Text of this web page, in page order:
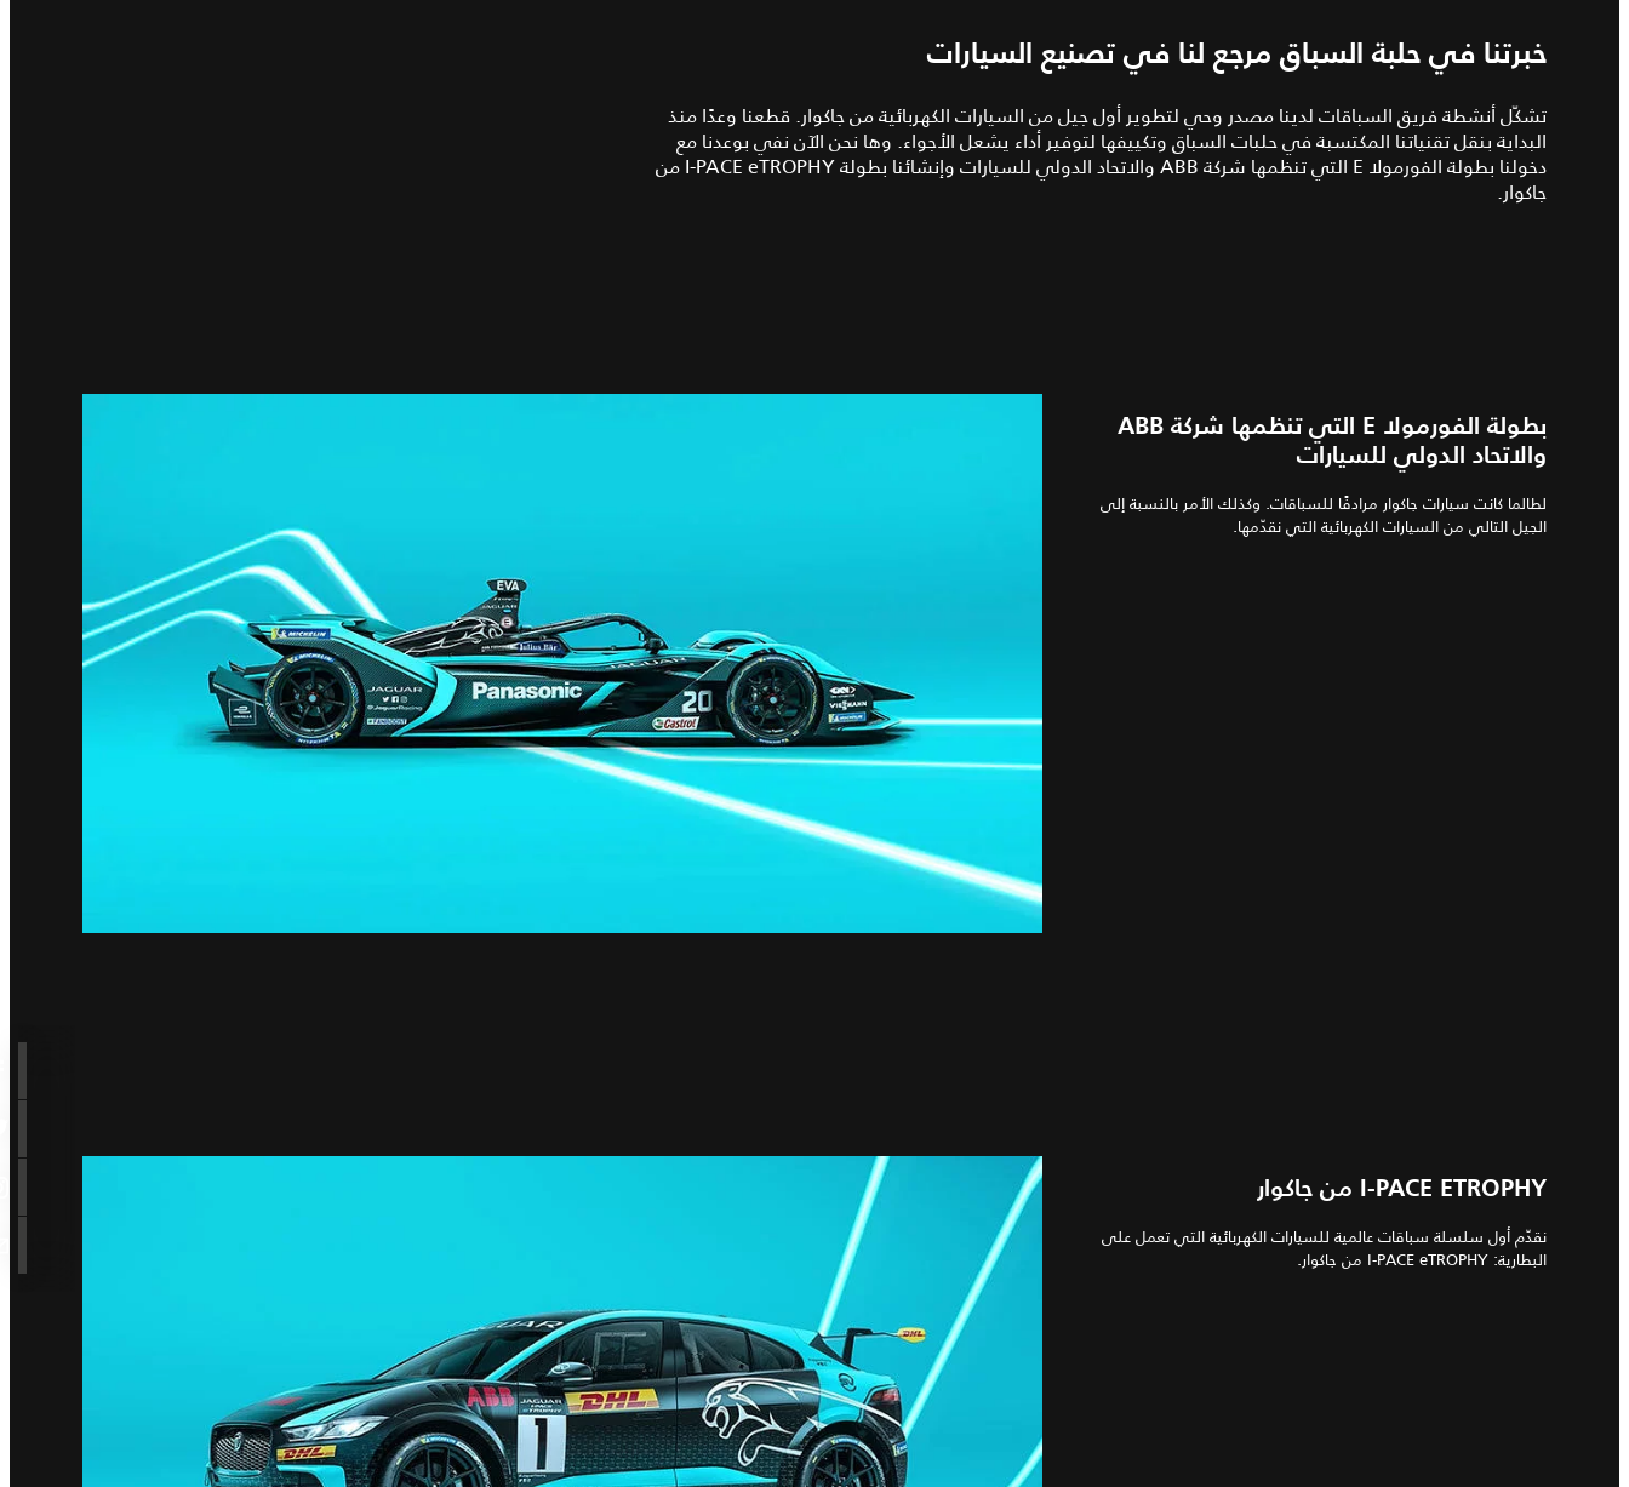
خبرتنا في حلبة السباق مرجع لنا في تصنيع السيارات
تشكّل أنشطة فريق السباقات لدينا مصدر وحي لتطوير أول جيل من السيارات الكهربائية من جاكوار. قطعنا وعدًا منذ
البداية بنقل تقنياتنا المكتسبة في حلبات السباق وتكييفها لتوفير أداء يشعل الأجواء. وها نحن الآن نفي بوعدنا مع
دخولنا بطولة الفورمولا E التي تنظمها شركة ABB والاتحاد الدولي للسيارات وإنشائنا بطولة I‑PACE eTROPHY من
جاكوار.
بطولة الفورمولا E التي تنظمها شركة ABB
والاتحاد الدولي للسيارات
لطالما كانت سيارات جاكوار مرادفًا للسباقات. وكذلك الأمر بالنسبة إلى
الجيل التالي من السيارات الكهربائية التي نقدّمها.
I‑PACE ETROPHY من جاكوار
نقدّم أول سلسلة سباقات عالمية للسيارات الكهربائية التي تعمل على
البطارية: I‑PACE eTROPHY من جاكوار.